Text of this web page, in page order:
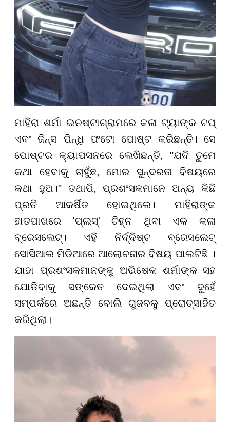
ମାହିରା ଶର୍ମା ଇନଷ୍ଟାଗ୍ରାମରେ କଳା ଟ୍ୟାଙ୍କ ଟପ୍
ଏବଂ ଜିନ୍ସ ପିନ୍ଧି ଫଟୋ ପୋଷ୍ଟ କରିଛନ୍ତି। ସେ
ପୋଷ୍ଟର କ୍ୟାପସନରେ ଲେଖିଛନ୍ତି, "ଯଦି ତୁମେ
କଥା ହେବାକୁ ଚାହୁଁଛ, ମୋର ସୁନ୍ଦରତା ବିଷୟରେ
କଥା ହୁଅ।" ତଥାପି, ପ୍ରଶଂସକମାନେ ଅନ୍ୟ କିଛି
ପ୍ରତି ଆକର୍ଷିତ ହୋଇଥିଲେ। ମାହିରାଙ୍କ
ହାତପାଖରେ 'ପ୍ଲସ୍' ଚିହ୍ନ ଥିବା ଏକ କଳା
ବ୍ରେସଲେଟ୍। ଏହି ନିର୍ଦ୍ଦିଷ୍ଟ ବ୍ରେସଲେଟ୍
ସୋସିଆଲ ମିଡିଆରେ ଆଲୋଚନାର ବିଷୟ ପାଲଟିଛି ।
ଯାହା ପ୍ରଶଂସକମାନଙ୍କୁ ଅଭିଷେକ ଶର୍ମାଙ୍କ ସହ
ଯୋଡିବାକୁ ସଙ୍କେତ ଦେଇଥିଲା ଏବଂ ଦୁହେଁ
ସମ୍ପର୍କରେ ଅଛନ୍ତି ବୋଲି ଗୁଜବକୁ ପ୍ରୋତ୍ସାହିତ
କରିଥିଲା।